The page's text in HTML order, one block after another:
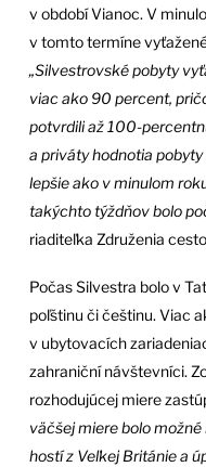
v období Vianoc. V
v tomto termíne
„Silvestrovské pobyty
viac ako 90 percent,
potvrdili až 100-
a priváty hodnotia
lepšie ako v minulom
takýchto týždňov bolo
riaditeľka Združenia
Počas Silvestra bolo v
poľštinu či češtinu. Viac
v ubytovacích
zahraniční návštevníci.
rozhodujúcej miere
väčšej miere bolo
hostí z Veľkej Británie a